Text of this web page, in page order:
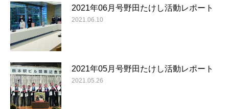
2021年06月号野田たけし活動レポート
2021.06.10
2021年05月号野田たけし活動レポート
2021.05.26